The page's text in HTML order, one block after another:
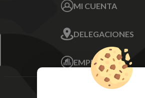
Sobre nosotros
MI CUENTA
Mis Direcciones
Mis Pedidos
Mis favoritos
FAQ's
DELEGACIONES
Écija - Sevilla
Av. Plaza de Toros.
Local 3
Córdoba
EMPRESA
Aviso Legal